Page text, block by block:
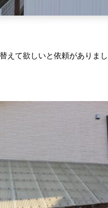
えて欲しいと依頼がありま